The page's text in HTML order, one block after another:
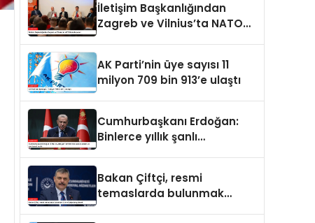
İletişim Başkanlığından
Zagreb ve Vilnius’ta NATO
AK Parti’nin üye sayısı 11
milyon 709 bin 913’e ulaştı
Cumhurbaşkanı Erdoğan:
Binlerce yıllık şanlı
Bakan Çiftçi, resmi
temaslarda bulunmak